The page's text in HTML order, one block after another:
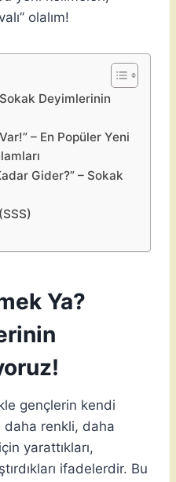
olalım!
Deyimlerinin
– En Popüler Yeni
Gider?” – Sokak
Ya?
gençlerin kendi
daha renkli, daha
yarattıkları,
ifadelerdir. Bu